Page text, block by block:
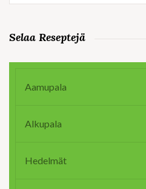
Selaa Reseptejä
Aamupala
Alkupala
Hedelmät